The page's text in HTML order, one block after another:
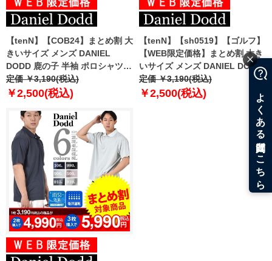
【tenN】【COB24】まとめ割 大
きいサイズ メンズ DANIEL
DODD 鹿の子 半袖 ポロシャツ
azpr-230227
定価 ￥3,190(税込)
￥2,500(税込)
【tenN】【sh0519】【ゴルフ】
【WEB限定価格】まとめ割 大き
いサイズ メンズ DANIEL DODD
吸汗速乾 鹿の子 半袖 ポロシャツ
azpr-009010
定価 ￥3,190(税込)
￥2,500(税込)